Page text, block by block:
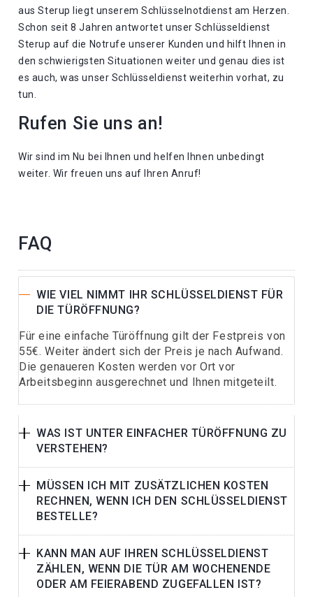
aus Sterup liegt unserem Schlüsselnotdienst am Herzen.
Schon seit 8 Jahren antwortet unser Schlüsseldienst
Sterup auf die Notrufe unserer Kunden und hilft Ihnen in
den schwierigsten Situationen weiter und genau dies ist
es auch, was unser Schlüsseldienst weiterhin vorhat, zu
tun.
Rufen Sie uns an!
Wir sind im Nu bei Ihnen und helfen Ihnen unbedingt
weiter. Wir freuen uns auf Ihren Anruf!
FAQ
WIE VIEL NIMMT IHR SCHLÜSSELDIENST FÜR
DIE TÜRÖFFNUNG?
Für eine einfache Türöffnung gilt der Festpreis von
55€. Weiter ändert sich der Preis je nach Aufwand.
Die genaueren Kosten werden vor Ort vor
Arbeitsbeginn ausgerechnet und Ihnen mitgeteilt.
WAS IST UNTER EINFACHER TÜRÖFFNUNG ZU
VERSTEHEN?
MÜSSEN ICH MIT ZUSÄTZLICHEN KOSTEN
RECHNEN, WENN ICH DEN SCHLÜSSELDIENST
BESTELLE?
KANN MAN AUF IHREN SCHLÜSSELDIENST
ZÄHLEN, WENN DIE TÜR AM WOCHENENDE
ODER AM FEIERABEND ZUGEFALLEN IST?